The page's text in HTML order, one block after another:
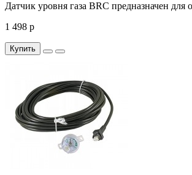
Датчик уровня газа BRC предназначен для
1 498 р
Купить